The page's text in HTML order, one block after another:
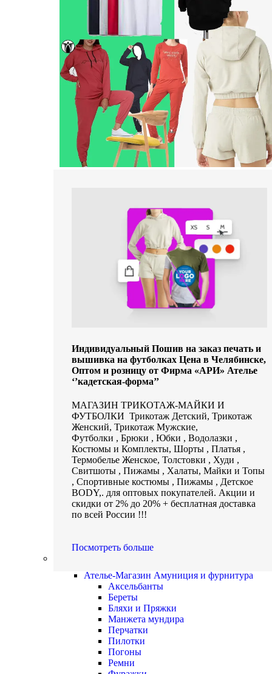
Индивидуальный Пошив на заказ печать и
вышивка на футболках Цена в Челябинске,
Оптом и розницу от Фирма «АРИ» Ателье
‘’кадетская-форма’’
МАГАЗИН ТРИКОТАЖ-МАЙКИ И
ФУТБОЛКИ Трикотаж Детский, Трикотаж
Женский, Трикотаж Мужские,
Футболки , Брюки , Юбки , Водолазки ,
Костюмы и Комплекты, Шорты , Платья ,
Термобелье Женское, Толстовки , Худи ,
Свитшоты , Пижамы , Халаты, Майки и Топы
, Спортивные костюмы , Пижамы , Детское
BODY,. для оптовых покупателей. Акции и
скидки от 2% до 20% + бесплатная доставка
по всей России !!!
Посмотреть больше
Ателье-Магазин Амуниция и фурнитура
Аксельбанты
Береты
Бляхи и Пряжки
Манжета мундира
Перчатки
Пилотки
Погоны
Ремни